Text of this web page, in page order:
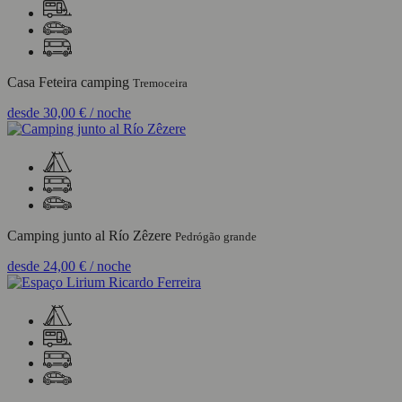
Casa Feteira camping Tremoceira
desde 30,00 € / noche
Camping junto al Río Zêzere Pedrógão grande
desde 24,00 € / noche